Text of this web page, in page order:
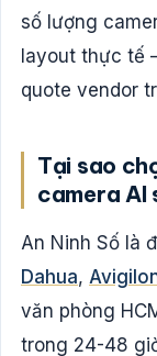
số lượng
layout thực tế
quote vendor
Tại sao
camera AI
An Ninh Số là
Dahua,
văn phòng
trong 24-48